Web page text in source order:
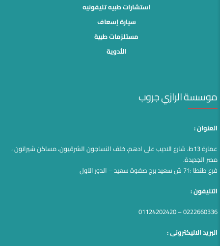
استشارات طبيه تليفونيه
سيارة إسعاف
مستلزمات طبية
الأدوية
موسسة الرازي جروب
العنوان :
عمارة 13ط، شارع الاديب على ادهم، خلف النساجون الشرقيون، مساكن شيراتون ،
مصر الجديدة.
فرع طنطا :71 ش سعيد برج صفوة سعيد – الدور الآول
التليفون :
0222660336 – 01124202420
البريد الاليكترونى :